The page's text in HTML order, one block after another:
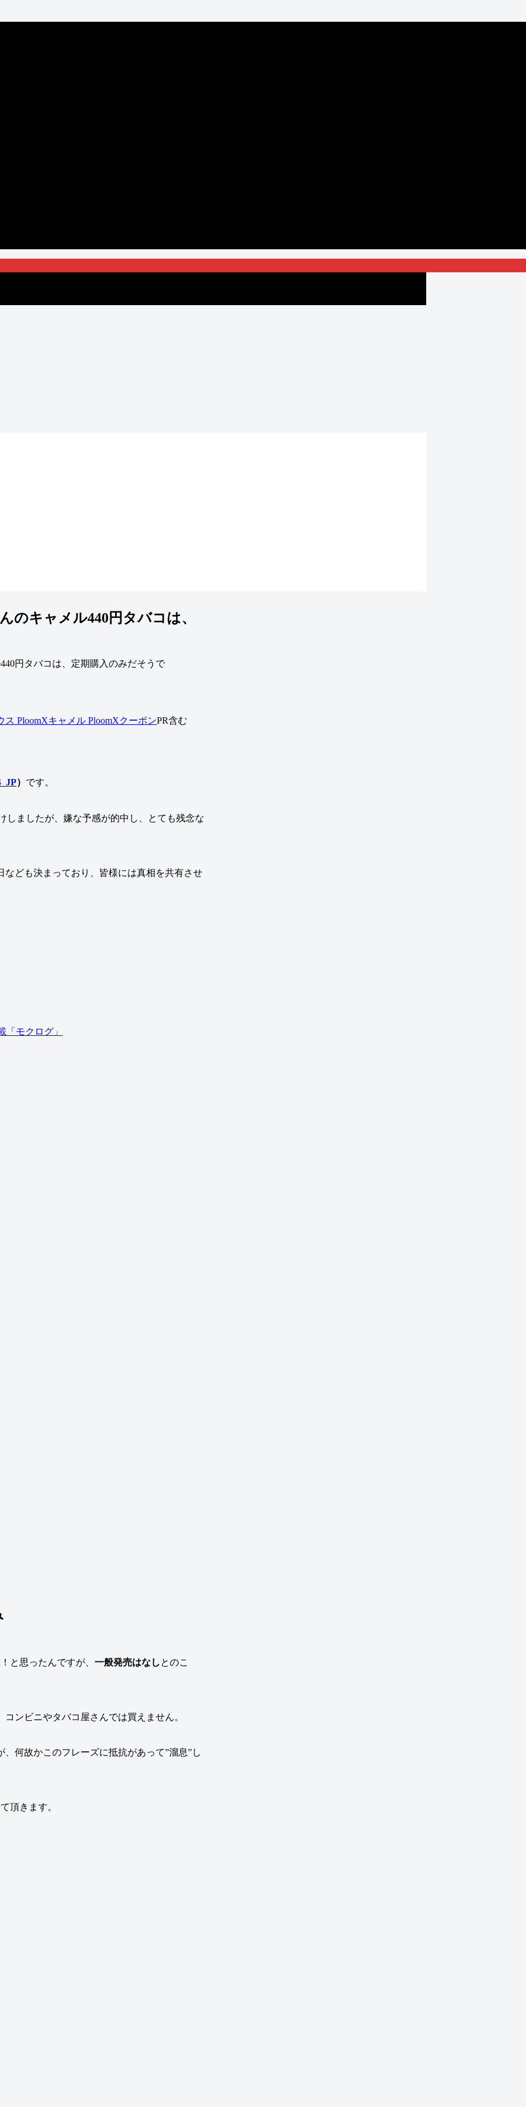
キャメル440円タバコは、
ス PloomXキャメル PloomXクーポンPR含む
） です。
しましたが、嫌な予感が的中し、とても残念な
ども決まっており、皆様には真相を共有させ
モクログ」
と思ったんですが、 一般発売はなし とのこ
ンビニやタバコ屋さんでは買えません。
何故かこのフレーズに抵抗があって”溜息”し
頂きます。